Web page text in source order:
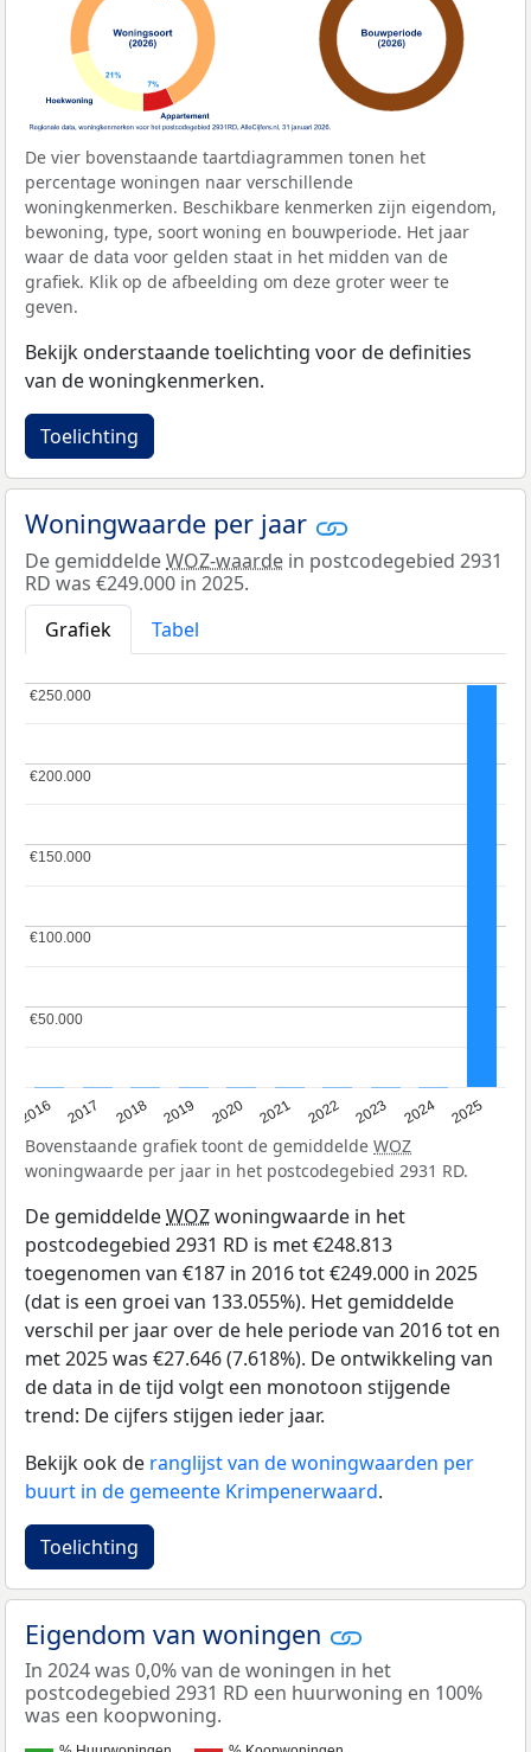
De vier bovenstaande taartdiagrammen tonen het
percentage woningen naar verschillende
woningkenmerken. Beschikbare kenmerken zijn eigendom,
bewoning, type, soort woning en bouwperiode. Het jaar
waar de data voor gelden staat in het midden van de
grafiek. Klik op de afbeelding om deze groter weer te
geven.
Bekijk onderstaande toelichting voor de definities
van de woningkenmerken.
Toelichting
Woningwaarde per jaar
De gemiddeldeWOZ-waarde in postcodegebied 2931
RD was €249.000 in 2025.
Grafiek
Tabel
2016 2017 2018 2019 2020 2021 2022 2023 2024 2025
€50.000
€50.000
€100.000
€100.000
€150.000
€150.000
€200.000
€200.000
€250.000
€250.000
Bovenstaande grafiek toont de gemiddelde WOZ
woningwaarde per jaar in het postcodegebied 2931 RD.
De gemiddeldeWOZwoningwaarde in het
postcodegebied 2931 RD is met €248.813
toegenomen van €187 in 2016 tot €249.000 in 2025
(dat is een groei van 133.055%). Het gemiddelde
verschil per jaar over de hele periode van 2016 tot en
met 2025 was €27.646 (7.618%). De ontwikkeling van
de data in de tijd volgt een monotoon stijgende
trend: De cijfers stijgen ieder jaar.
Bekijk ook de ranglijst van de woningwaarden per
buurt in de gemeente Krimpenerwaard.
Toelichting
Eigendom van woningen
In 2024 was 0,0% van de woningen in het
postcodegebied 2931 RD een huurwoning en 100%
was een koopwoning.